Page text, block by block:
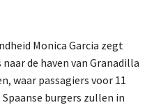
Monica Garcia zegt
de haven van Granadilla
waar passagiers voor 11
burgers zullen in